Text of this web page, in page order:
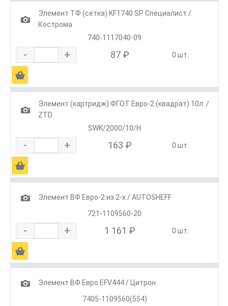
1
Элемент ТФ (сетка) KF1740 SP Специалист /
Кострома
740-1117040-09
- + 87 ₽ 0 шт.
Ä
1
Элемент (картридж) ФГОТ Евро-2 (квадрат) 10л. /
ZTD
SWK/2000/10/H
- + 163 ₽ 0 шт.
Ä
1
Элемент ВФ Евро-2 из 2-х / AUTOSHEFF
721-1109560-20
- + 1 161 ₽ 0 шт.
Ä
1
Элемент ВФ Евро EFV444 / Цитрон
7405-1109560(554)